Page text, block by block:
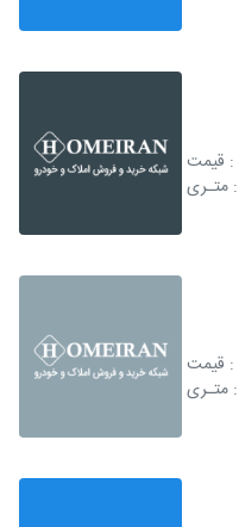
: قیمت
: متـری
: قیمت
: متـری